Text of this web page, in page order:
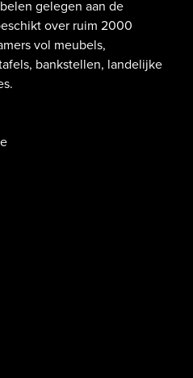
gelegen aan de
over ruim 2000
vol meubels,
bankstellen, landelijke